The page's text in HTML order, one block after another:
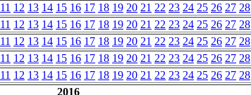
11 12 13 14 15 16 17 18 19 20 21 22 23 24 25 26 27 28
11 12 13 14 15 16 17 18 19 20 21 22 23 24 25 26 27 28
11 12 13 14 15 16 17 18 19 20 21 22 23 24 25 26 27 28
11 12 13 14 15 16 17 18 19 20 21 22 23 24 25 26 27 28
11 12 13 14 15 16 17 18 19 20 21 22 23 24 25 26 27 28
2016